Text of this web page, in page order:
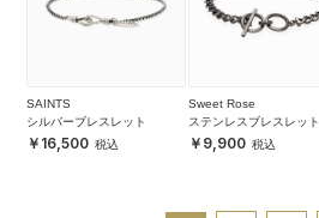
SAINTS
シルバーブレスレット
16,500
Sweet Rose
ステンレスブレスレット
9,900